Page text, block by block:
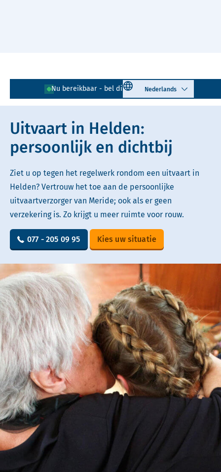
Nu bereikbaar - bel direct! 077 - 205 09 95
Select language
Lees voor Uitleg woorden
Simpele tekst
Uitvaart in Helden:
persoonlijk en dichtbij
Ziet u op tegen het regelwerk rondom een uitvaart in
Helden? Vertrouw het toe aan de persoonlijke
uitvaartverzorger van Meride; ook als er geen
verzekering is. Zo krijgt u meer ruimte voor rouw.
077 - 205 09 95 Kies uw situatie